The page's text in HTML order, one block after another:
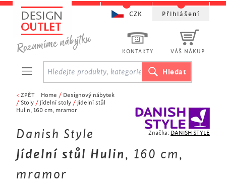
Značka: DANISH STYLE
< ZPĚT Home / Designový nábytek
/ Stoly / Jídelní stoly / Jídelní stůl
Hulin, 160 cm, mramor
Danish Style
Jídelní stůl Hulin, 160 cm,
mramor
KONTAKTY VÁŠ NÁKUP
CZK Přihlášení